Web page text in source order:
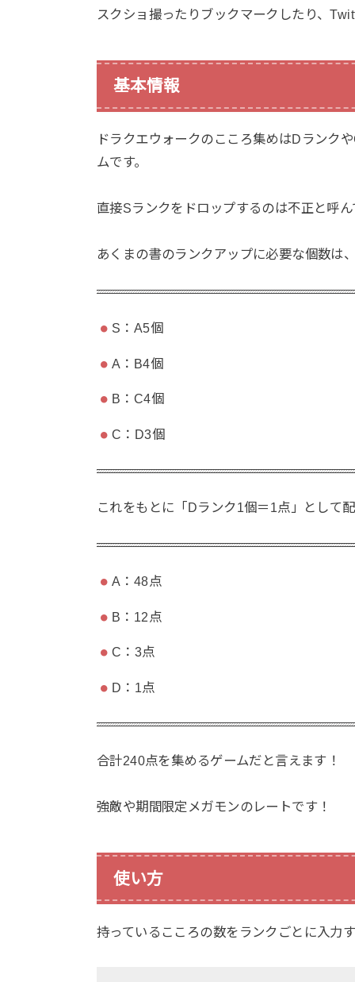
スクショ撮ったりブックマークしたり、
基本情報
ドラクエウォークのこころ集めはDランク
ムです。
直接Sランクをドロップするのは不正と呼
あくまの書のランクアップに必要な個数は
S：A5個
A：B4個
B：C4個
C：D3個
これをもとに「Dランク1個＝1点」として
A：48点
B：12点
C：3点
D：1点
合計240点を集めるゲームだと言えます！
強敵や期間限定メガモンのレートです！
使い方
持っているこころの数をランクごとに入力